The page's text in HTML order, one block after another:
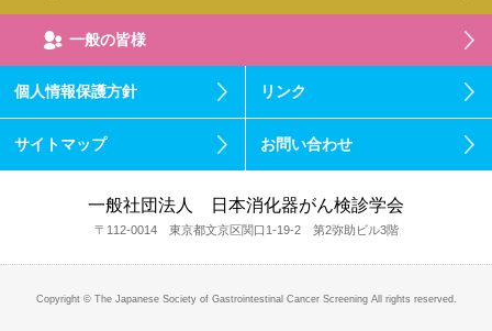
一般の皆様
個人情報保護方針 リンク
サイトマップ お問い合わせ
一般社団法人 日本消化器がん検診学会
〒112-0014 東京都文京区関口1-19-2 第2弥助ビル3階
Copyright © The Japanese Society of Gastrointestinal Cancer Screening All rights reserved.